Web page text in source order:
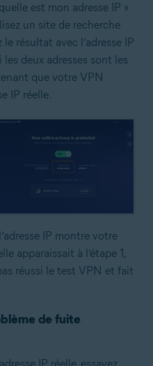
est mon adresse IP »
un site de recherche
le résultat avec l’adresse IP
deux adresses sont les
que votre VPN
IP réelle.
IP montre votre
apparaissait à l’étape 1,
réussi le test VPN et fait
de fuite